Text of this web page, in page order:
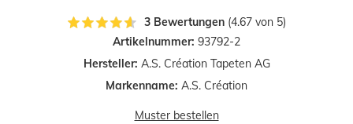
Artikelnummer: 93792-2
Hersteller: A.S. Création Tapeten AG
Markenname: A.S. Création
Muster bestellen
3 Bewertungen(4.67 von 5)